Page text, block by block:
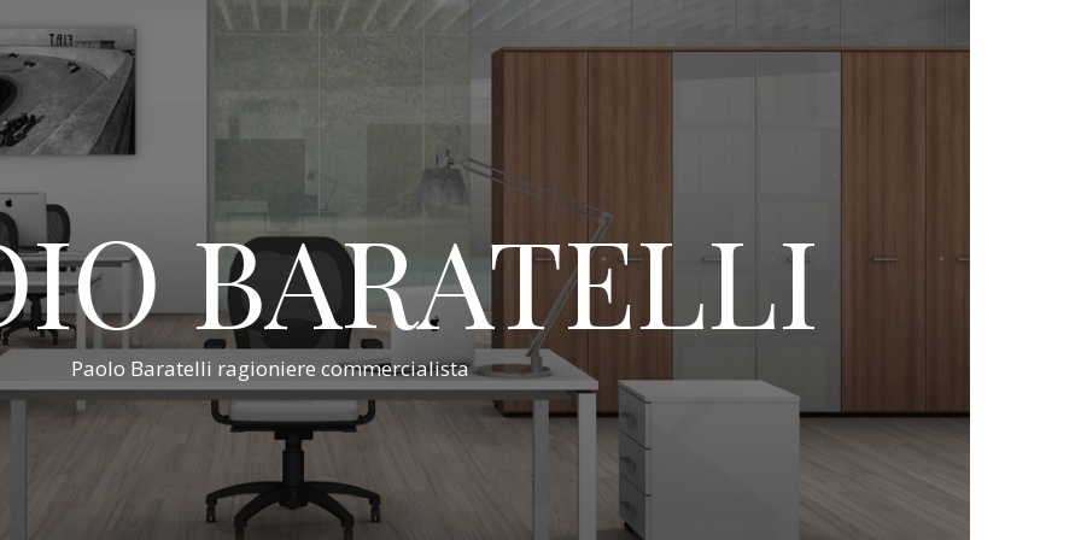
BARATELLI
Paolo Baratelli ragioniere commercialista